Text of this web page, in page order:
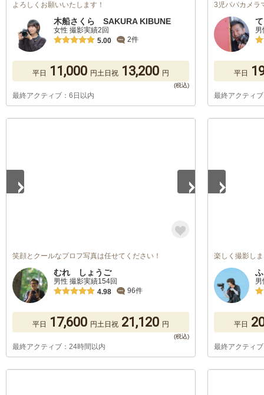
よろしくお願いいたします！
木船さくら SAKURA KIBUNE
女性 撮影実績2回
5.00
2件
平日 11,000 円土日祝 13,200 円
最終アクティブ：6日以内
3児パパカメラ
平日
最終アクティ
笑顔とクールなプロフ写真は任せてください！
むれ しょうご
男性 撮影実績154回
4.98
96件
平日 17,600 円土日祝 21,120 円
最終アクティブ：24時間以内
楽しく撮影し
平日
最終アクティ